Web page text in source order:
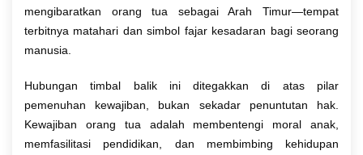
mengibaratkan orang tua sebagai Arah Timur—tempat
terbitnya matahari dan simbol fajar kesadaran bagi seorang
manusia.
Hubungan timbal balik ini ditegakkan di atas pilar
pemenuhan kewajiban, bukan sekadar penuntutan hak.
Kewajiban orang tua adalah membentengi moral anak,
memfasilitasi pendidikan, dan membimbing kehidupan